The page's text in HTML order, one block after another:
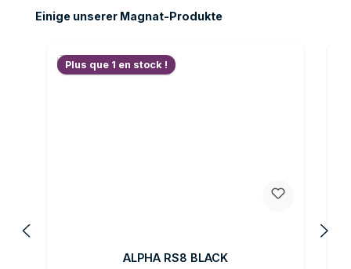
Ignorer la galerie de produits
Einige unserer Magnat-Produkte
Plus que 1 en stock !
ALPHA RS8 BLACK